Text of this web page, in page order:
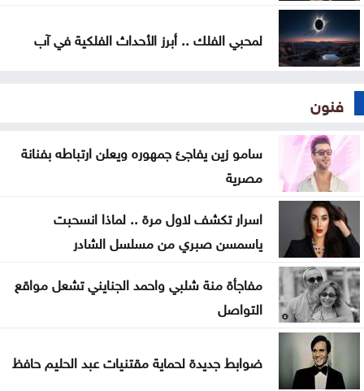
لمحبي الفلك .. أبرز الأحداث الفلكية في آب
فنون
سامو زين يفاجئ جمهوره ويعلن ارتباطه بفنانة
مصرية
اسرار تكشف لاول مرة .. لماذا انسحبت
ياسمسن صبري من مسلسل الشادر
مفاجأة منة شلبي واحمد الجنايني تشعل مواقع
التواصل
ضوابط جديدة لحماية مقتنيات عبد الحليم حافظ